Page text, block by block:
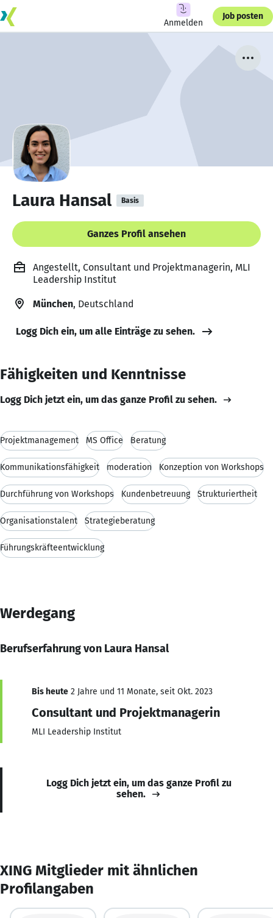
Anmelden
Job posten
Laura Hansal Basis
Ganzes Profil ansehen
Angestellt, Consultant und Projektmanagerin, MLI
Leadership Institut
München, Deutschland
Logg Dich ein, um alle Einträge zu sehen.
Fähigkeiten und Kenntnisse
Logg Dich jetzt ein, um das ganze Profil zu sehen.
Projektmanagement MS Office Beratung
Kommunikationsfähigkeit moderation Konzeption von Workshops
Durchführung von Workshops Kundenbetreuung Strukturiertheit
Organisationstalent Strategieberatung
Führungskräfteentwicklung
Werdegang
Berufserfahrung von Laura Hansal
Bis heute 2 Jahre und 11 Monate, seit Okt. 2023
Consultant und Projektmanagerin
MLI Leadership Institut
Logg Dich jetzt ein, um das ganze Profil zu
sehen.
XING Mitglieder mit ähnlichen
Profilangaben